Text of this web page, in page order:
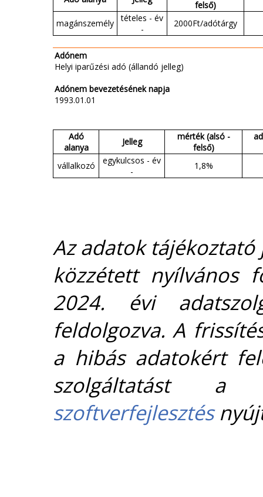
felső)
magánszemély
tételes - év
-
2000Ft/adótárgy
Adónem
Helyi iparűzési adó (állandó jelleg)
Adónem bevezetésének napja
1993.01.01
Adó
alanya
Jelleg
mérték (alsó -
felső)
vállalkozó
egykulcsos - év
-
1,8%
Az adatok
közzétett nyílvános
2024. évi
feldolgozva. A
a hibás adatokért
szolgáltatást
szoftverfejlesztés